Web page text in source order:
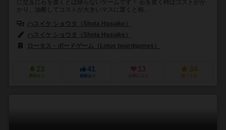
に交互に石を置くとは限らないゲームです！ 石を置く時はコストがか
かり、油断してコストが大きいマスに置くと相...
ハスイケ ショウタ（Shota Hasuike）
ハスイケ ショウタ（Shota Hasuike）
ロータス・ボードゲーム（Lotus boardgames）
23
興味あり
41
経験あり
13
お気に入り
34
持ってる